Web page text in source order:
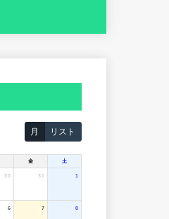
月 リスト
金 土
30 31 1
6 7 8